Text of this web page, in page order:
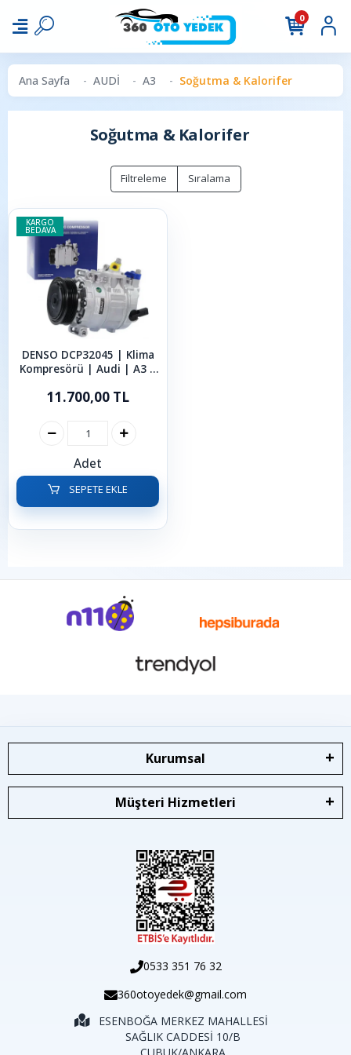
0
Ana Sayfa AUDİ A3 Soğutma & Kalorifer
Soğutma & Kalorifer
Filtreleme Sıralama
KARGO
BEDAVA
DENSO DCP32045 | Klima
Kompresörü | Audi | A3 |
| Q3 | TT | TT Roadster |
TDI | 1.9 TDI | 2.0 TDI | 2.0
TFSI
11.700,00 TL
Adet
SEPETE EKLE
Kurumsal
Müşteri Hizmetleri
0533 351 76 32
360otoyedek@gmail.com
ESENBOĞA MERKEZ MAHALLESİ
SAĞLIK CADDESİ 10/B